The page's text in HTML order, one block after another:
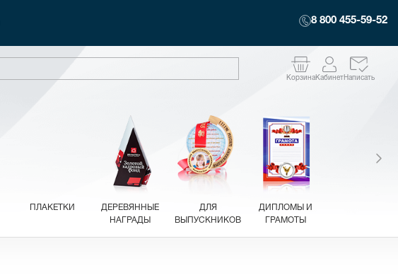
8 800 455-59-52
КорзинаКабинетНаписать
ПЛАКЕТКИ
ДЕРЕВЯННЫЕ
НАГРАДЫ
ДЛЯ
ВЫПУСКНИКОВ
ДИПЛОМЫ И
ГРАМОТЫ